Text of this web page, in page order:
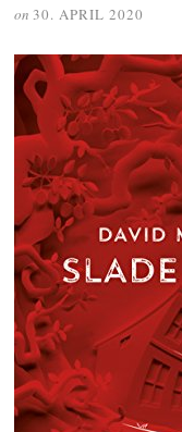
on 30. APRIL 2020